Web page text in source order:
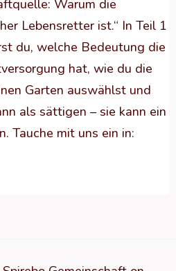
Warum die
Lebensretter ist.“ In Teil 1
du, welche Bedeutung die
hat, wie du die
Garten auswählst und
als sättigen – sie kann ein
Tauche mit uns ein in: